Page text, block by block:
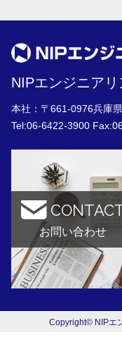
NIPエンジニア
本社：〒661-0976兵庫
Tel:06-6422-3900
お問い合わせ
Copyright© NIPエ